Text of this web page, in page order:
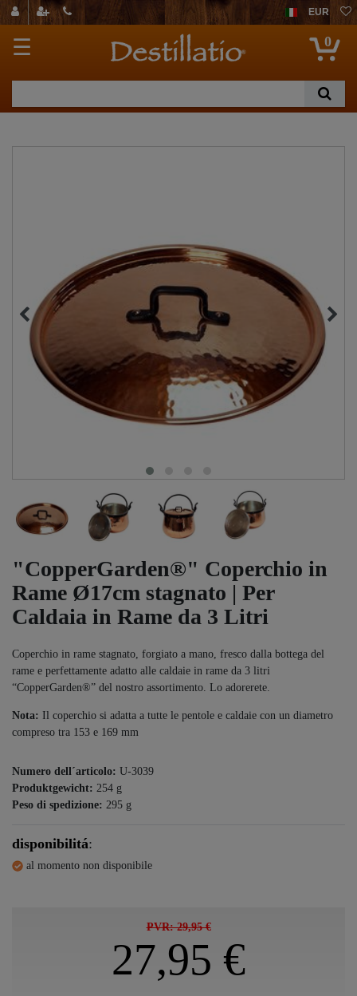
EUR
☰ 0
"CopperGarden®" Coperchio in
Rame Ø17cm stagnato | Per
Caldaia in Rame da 3 Litri
Coperchio in rame stagnato, forgiato a mano, fresco dalla bottega del
rame e perfettamente adatto alle caldaie in rame da 3 litri
“CopperGarden®” del nostro assortimento. Lo adorerete.
Nota: Il coperchio si adatta a tutte le pentole e caldaie con un diametro
compreso tra 153 e 169 mm
Numero dell´articolo: U-3039
Produktgewicht: 254 g
Peso di spedizione: 295 g
disponibilitá:
al momento non disponibile
PVR: 29,95 €
27,95 €